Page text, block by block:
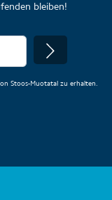
bleiben!
Stoos-Muotatal zu erhalten.